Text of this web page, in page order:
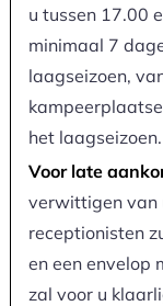
u tussen 17.00
minimaal 7
laagseizoen,
het laagseizoen.
Voor late
verwittigen van
receptionisten
en een envelop
zal voor u